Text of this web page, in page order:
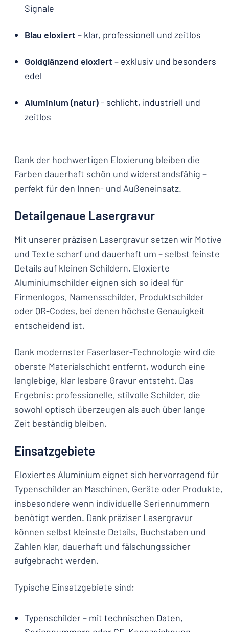
Signale
Blau eloxiert – klar, professionell und zeitlos
Goldglänzend eloxiert – exklusiv und besonders
edel
Aluminium (natur)- schlicht, industriell und
zeitlos
Dank der hochwertigen Eloxierung bleiben die
Farben dauerhaft schön und widerstandsfähig –
perfekt für den Innen- und Außeneinsatz.
Detailgenaue Lasergravur
Mit unserer präzisen Lasergravur setzen wir Motive
und Texte scharf und dauerhaft um – selbst feinste
Details auf kleinen Schildern. Eloxierte
Aluminiumschilder eignen sich so ideal für
Firmenlogos, Namensschilder, Produktschilder
oder QR-Codes, bei denen höchste Genauigkeit
entscheidend ist.
Dank modernster Faserlaser-Technologie wird die
oberste Materialschicht entfernt, wodurch eine
langlebige, klar lesbare Gravur entsteht. Das
Ergebnis: professionelle, stilvolle Schilder, die
sowohl optisch überzeugen als auch über lange
Zeit beständig bleiben.
Einsatzgebiete
Eloxiertes Aluminium eignet sich hervorragend für
Typenschilder an Maschinen, Geräte oder Produkte,
insbesondere wenn individuelle Seriennummern
benötigt werden. Dank präziser Lasergravur
können selbst kleinste Details, Buchstaben und
Zahlen klar, dauerhaft und fälschungssicher
aufgebracht werden.
Typische Einsatzgebiete sind:
Typenschilder– mit technischen Daten,